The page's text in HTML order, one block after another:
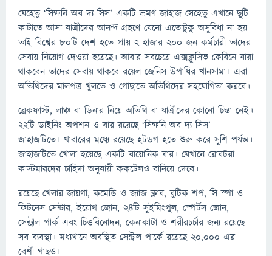
যেহেতু ‘সিম্ফনি অব দ্য সিস’ একটি ভ্রমণ জাহাজ সেহেতু এখানে ছুটি
কাটাতে আসা যাত্রীদের আনন্দ গ্রহণে যেনো এতোটুকু অসুবিধ‍া না হয়
তাই বিশ্বের ৮০টি দেশ হতে প্রায় ২ হাজার ২০০ জন কর্মচারী তাদের
সেবায় নিয়োগ দেওয়া হয়েছে। আবার সবচেয়ে এক্সক্লুসিভ কেবিনে যারা
থাকবেন তাদের সেবায় থাকবে রয়েল জেনিস উপাধির খানসামা। এরা
অতিথিদের মালপত্র খুলতে ও গোছাতে অতিথিদের সহযোগিতা করবে।
ব্রেকফাস্ট, লাঞ্চ বা ডিনার নিয়ে অতিথি বা যাত্রীদের কোনো চিন্তা নেই।
২২টি ডাইনিং অপশন ও বার রয়েছে ‘সিম্ফনি অব দ্য সিস’
জাহাজটিতে। খাবারের মধ্যে রয়েছে হটডগ হতে শুরু করে সুশি পর্যন্ত।
জাহাজটিতে খোলা হয়েছে একটি বায়োনিক বার। যেখানে রোবটরা
কাস্টমারদের চাহিদা অনুযায়ী ককটেলও বানিয়ে দেবে।
রয়েছে খেলার জায়গা, কমেডি ও জ্যাজ ক্ল‍াব, বুটিক শপ, সি স্পা ও
ফিটনেস সেন্টার, ইয়োথ জোন, ২৪টি সুইমিংপুল, স্পের্টস জোন,
সেন্ট্রাল পার্ক এবং চিত্তবিনোদন, কেনাকাটা ও শরীরচর্চার জন্য রয়েছে
সব ব্যবস্থা। মধ্যখানে অবস্থিত সেন্ট্রাল পার্কে রয়েছে ২০,০০০ এর
বেশী গাছও।